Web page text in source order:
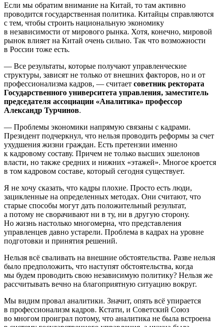
Если мы обратим внимание на Китай, то там активно
проводится государственная политика. Китайцы справляются
с тем, чтобы строить национальную экономику
в независимости от мирового рынка. Хотя, конечно, мировой
рынок влияет на Китай очень сильно. Так что возможности
в России тоже есть.
— Все результаты, которые получают управленческие
структуры, зависят не только от внешних факторов, но и от
профессионализма кадров, — считает советник ректората
Государственного университета управления, заместитель
председателя ассоциации «Аналитика» профессор
Александр Турчинов.
— Проблемы экономики напрямую связаны с кадрами.
Президент подчеркнул, что нельзя проводить реформы за счет
ухудшения жизни граждан. Есть претензии именно
к кадровому составу. Причем не только высших эшелонов
власти, но также средних и нижних «этажей». Многое кроется
в том кадровом составе, который сегодня существует.
Я не хочу сказать, что кадры плохие. Просто есть люди,
зацикленные на определенных методах. Они считают, что
старые способы могут дать положительный результат,
а потому не сворачивают ни в ту, ни в другую сторону.
Но жизнь настолько многомерна, что представления
управленцев давно устарели. Проблема в кадрах на уровне
подготовки и принятия решений.
Нельзя всё сваливать на внешние обстоятельства. Разве нельзя
было предположить, что наступят обстоятельства, когда
мы будем проводить свою независимую политику? Нельзя же
рассчитывать вечно на благоприятную ситуацию вокруг.
Мы видим провал аналитики. Значит, опять всё упирается
в профессионализм кадров. Кстати, и Советский Союз
во многом проиграл потому, что аналитика не была встроена